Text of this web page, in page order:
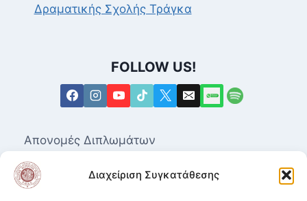
Διαχείριση Συγκατάθεσης
Δραματικής Σχολής Τράγκα
FOLLOW US!
Απονομές Διπλωμάτων
Επαγγελματικά Δικαιώματα για τις Ανώτερες
Δραματικές Σχολές